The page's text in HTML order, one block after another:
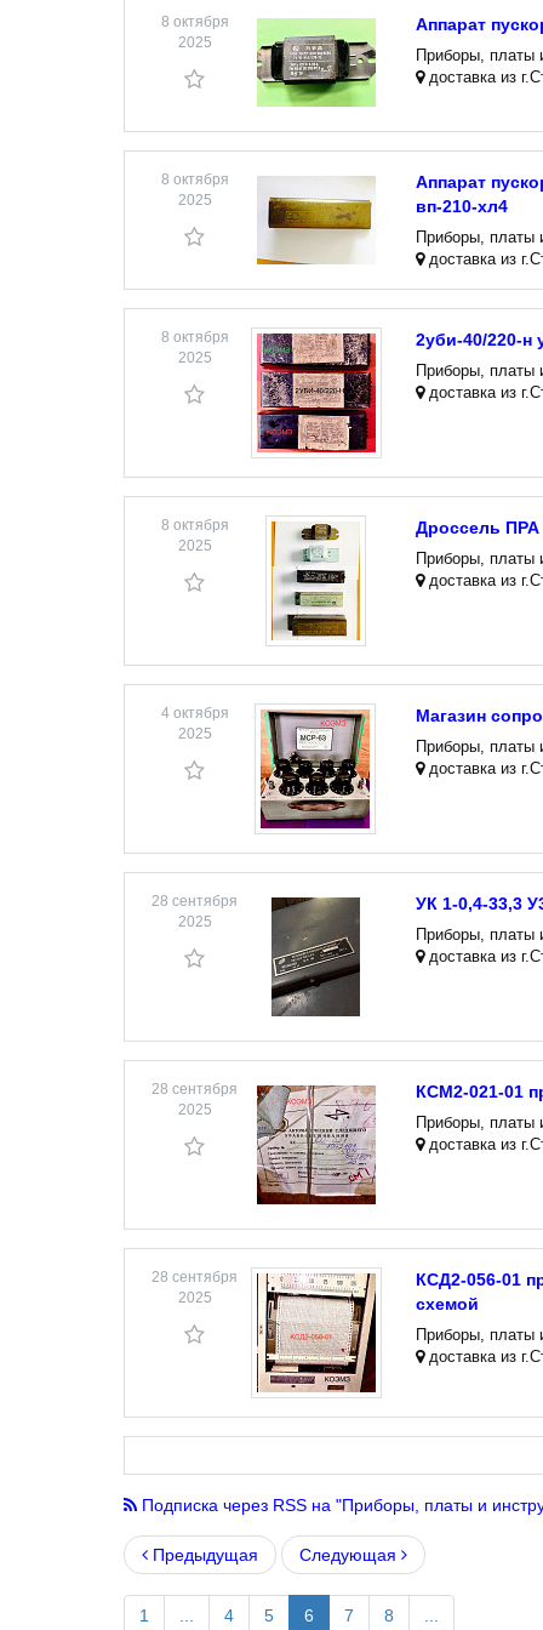
8 октября
2025
Аппарат
Приборы, платы
доставка из
8 октября
2025
Аппарат
вп-210-хл4
Приборы, платы
доставка из
8 октября
2025
2уби-40/220-н
Приборы, платы
доставка из
8 октября
2025
Дроссель ПРА
Приборы, платы
доставка из
4 октября
2025
Магазин
Приборы, платы
доставка из
28 сентября
2025
УК 1-0,4-33,3
Приборы, платы
доставка из
28 сентября
2025
КСМ2-021-01
Приборы, платы
доставка из
28 сентября
2025
КСД2-056-01
схемой
Приборы, платы
доставка из
Подписка через RSS на "Приборы, платы и
Предыдущая Следующая
1 4 5 6 7 8